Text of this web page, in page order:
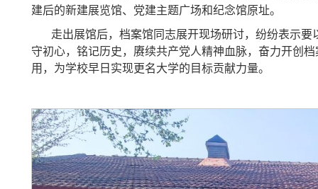
建后的新建展览馆、党建主题广场和纪念馆原址。
走出展馆后，档案馆同志展开现场研讨，纷纷表示
守初心，铭记历史，赓续共产党人精神血脉，奋力开创
用，为学校早日实现更名大学的目标贡献力量。